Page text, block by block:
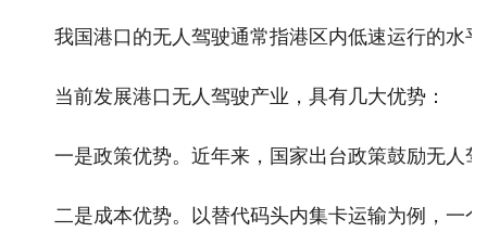
我国港口的无人驾驶通常指港区内低速运行的水
当前发展港口无人驾驶产业，具有几大优势：
一是政策优势。近年来，国家出台政策鼓励无人
二是成本优势。以替代码头内集卡运输为例，一